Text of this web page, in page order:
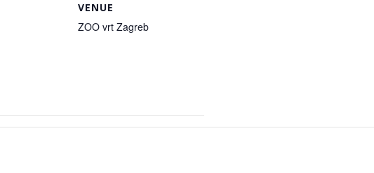
VENUE
ZOO vrt Zagreb